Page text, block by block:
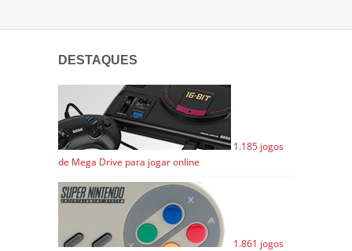
DESTAQUES
1.185 jogos
de Mega Drive para jogar online
1.861 jogos